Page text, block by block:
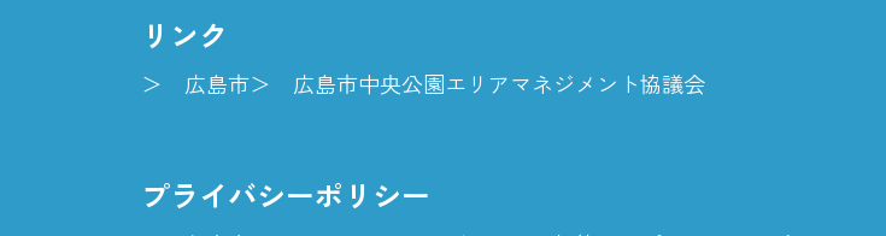
リンク
広島市 広島市中央公園エリアマネジメント協議会
プライバシーポリシー